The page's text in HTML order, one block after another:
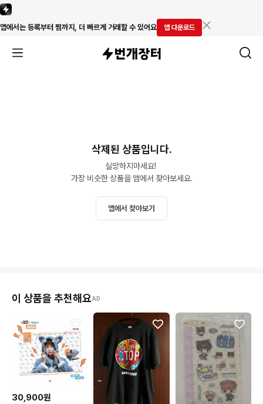
앱에서는 등록부터 찜까지, 더 빠르게 거래할 수 있어요 앱 다운로드
삭제된 상품입니다.
실망하지마세요!
가장 비슷한 상품을 앱에서 찾아보세요.
앱에서 찾아보기
이 상품을 추천해요AD
30,900원